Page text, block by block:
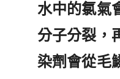
水中的氯氣
分子分裂，
染劑會從毛